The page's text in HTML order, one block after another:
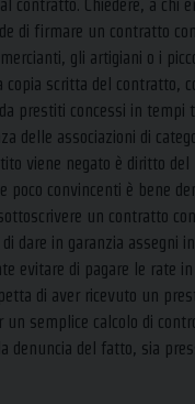
contratto. Chiedere, a chi
di firmare un contratto
gli artigiani o i
copia scritta del contratto,
prestiti concessi in tempi
delle associazioni di
viene negato è diritto
poco convincenti è bene
un contratto
dare in garanzia assegni
evitare di pagare le rate
di aver ricevuto un
un semplice calcolo di
denuncia del fatto, sia